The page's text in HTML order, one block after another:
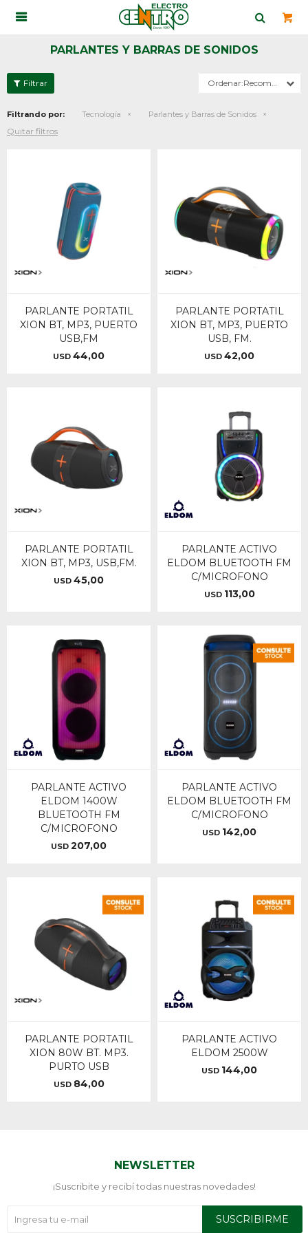

PARLANTES Y BARRAS DE SONIDOS
Recomendados
Filtrando por: Tecnología Parlantes y Barras de Sonidos
Quitar filtros
PARLANTE PORTATIL
XION BT, MP3, PUERTO
USB,FM
USD 44,00
PARLANTE PORTATIL
XION BT, MP3, PUERTO
USB, FM.
USD 42,00
PARLANTE PORTATIL
XION BT, MP3, USB,FM.
USD 45,00
PARLANTE ACTIVO
ELDOM BLUETOOTH FM
C/MICROFONO
USD 113,00
PARLANTE ACTIVO
ELDOM 1400W
BLUETOOTH FM
C/MICROFONO
USD 207,00
PARLANTE ACTIVO
ELDOM BLUETOOTH FM
C/MICROFONO
USD 142,00
PARLANTE PORTATIL
XION 80W BT. MP3.
PURTO USB
USD 84,00
PARLANTE ACTIVO
ELDOM 2500W
USD 144,00
NEWSLETTER
¡Suscribite y recibí todas nuestras novedades!
SUSCRIBIRME